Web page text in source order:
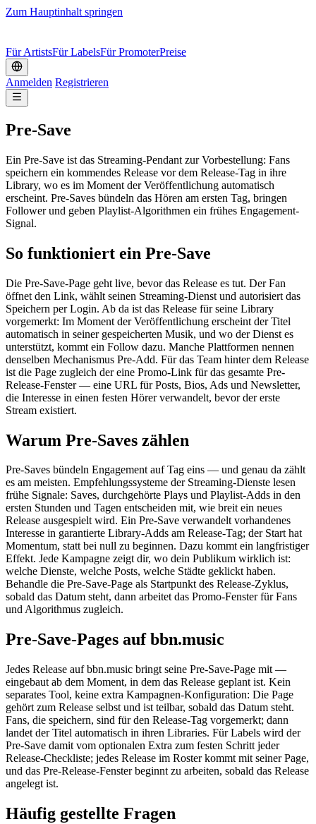
Zum Hauptinhalt springen
Für ArtistsFür LabelsFür PromoterPreise
Anmelden Registrieren
Pre-Save
Ein Pre-Save ist das Streaming-Pendant zur Vorbestellung: Fans
speichern ein kommendes Release vor dem Release-Tag in ihre
Library, wo es im Moment der Veröffentlichung automatisch
erscheint. Pre-Saves bündeln das Hören am ersten Tag, bringen
Follower und geben Playlist-Algorithmen ein frühes Engagement-
Signal.
So funktioniert ein Pre-Save
Die Pre-Save-Page geht live, bevor das Release es tut. Der Fan
öffnet den Link, wählt seinen Streaming-Dienst und autorisiert das
Speichern per Login. Ab da ist das Release für seine Library
vorgemerkt: Im Moment der Veröffentlichung erscheint der Titel
automatisch in seiner gespeicherten Musik, und wo der Dienst es
unterstützt, kommt ein Follow dazu. Manche Plattformen nennen
denselben Mechanismus Pre-Add. Für das Team hinter dem Release
ist die Page zugleich der eine Promo-Link für das gesamte Pre-
Release-Fenster — eine URL für Posts, Bios, Ads und Newsletter,
die Interesse in einen festen Hörer verwandelt, bevor der erste
Stream existiert.
Warum Pre-Saves zählen
Pre-Saves bündeln Engagement auf Tag eins — und genau da zählt
es am meisten. Empfehlungssysteme der Streaming-Dienste lesen
frühe Signale: Saves, durchgehörte Plays und Playlist-Adds in den
ersten Stunden und Tagen entscheiden mit, wie breit ein neues
Release ausgespielt wird. Ein Pre-Save verwandelt vorhandenes
Interesse in garantierte Library-Adds am Release-Tag; der Start hat
Momentum, statt bei null zu beginnen. Dazu kommt ein langfristiger
Effekt. Jede Kampagne zeigt dir, wo dein Publikum wirklich ist:
welche Dienste, welche Posts, welche Städte geklickt haben.
Behandle die Pre-Save-Page als Startpunkt des Release-Zyklus,
sobald das Datum steht, dann arbeitet das Promo-Fenster für Fans
und Algorithmus zugleich.
Pre-Save-Pages auf bbn.music
Jedes Release auf bbn.music bringt seine Pre-Save-Page mit —
eingebaut ab dem Moment, in dem das Release geplant ist. Kein
separates Tool, keine extra Kampagnen-Konfiguration: Die Page
gehört zum Release selbst und ist teilbar, sobald das Datum steht.
Fans, die speichern, sind für den Release-Tag vorgemerkt; dann
landet der Titel automatisch in ihren Libraries. Für Labels wird der
Pre-Save damit vom optionalen Extra zum festen Schritt jeder
Release-Checkliste; jedes Release im Roster kommt mit seiner Page,
und das Pre-Release-Fenster beginnt zu arbeiten, sobald das Release
angelegt ist.
Häufig gestellte Fragen